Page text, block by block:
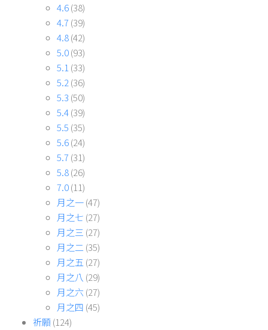
4.6(38)
4.7 (39)
4.8(42)
5.0(93)
5.1(33)
5.2(36)
5.3 (50)
5.4(39)
5.5 (35)
5.6(24)
5.7 (31)
5.8(26)
7.0(11)
月之一(47)
月之七 (27)
月之三 (27)
月之二(35)
月之五 (27)
月之八 (29)
月之六 (27)
月之四 (45)
祈願(124)